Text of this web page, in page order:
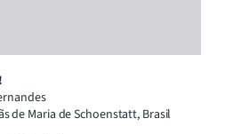
de Maria de Schoenstatt, Brasil